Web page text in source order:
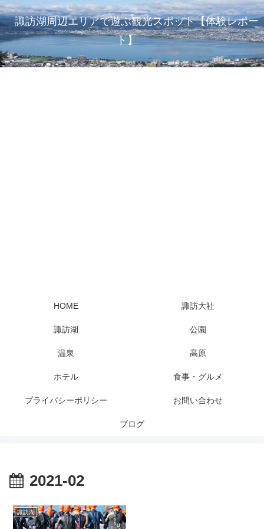
諏訪湖周辺エリアで遊ぶ観光スポット【体験レポー
ト】
HOME 諏訪大社
諏訪湖 公園
温泉 高原
ホテル 食事・グルメ
プライバシーポリシー お問い合わせ
ブログ
2021-02
諏訪湖